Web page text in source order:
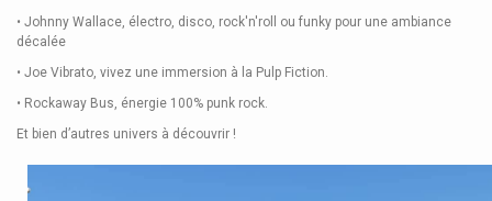
• Johnny Wallace, électro, disco, rock'n'roll ou funky pour une ambiance
décalée
• Joe Vibrato, vivez une immersion à la Pulp Fiction.
• Rockaway Bus, énergie 100% punk rock.
Et bien d’autres univers à découvrir !